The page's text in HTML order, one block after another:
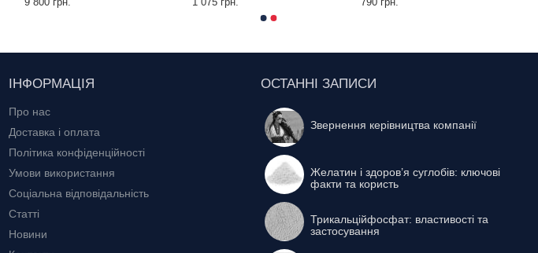
ІНФОРМАЦІЯ
Про нас
Доставка і оплата
Політика конфіденційності
Умови використання
Соціальна відповідальність
Статті
Новини
ОСТАННІ ЗАПИСИ
Звернення керівництва компанії
Желатин і здоров’я суглобів: ключові
факти та користь
Трикальційфосфат: властивості та
застосування